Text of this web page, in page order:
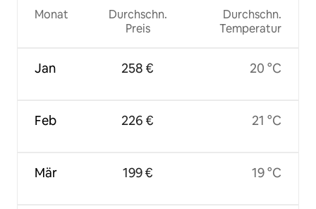
Monat
Jan
Feb
Mär
Durchschn.
Preis
258 €
226 €
199 €
Durchschn.
Temperatur
20 °C
21 °C
19 °C